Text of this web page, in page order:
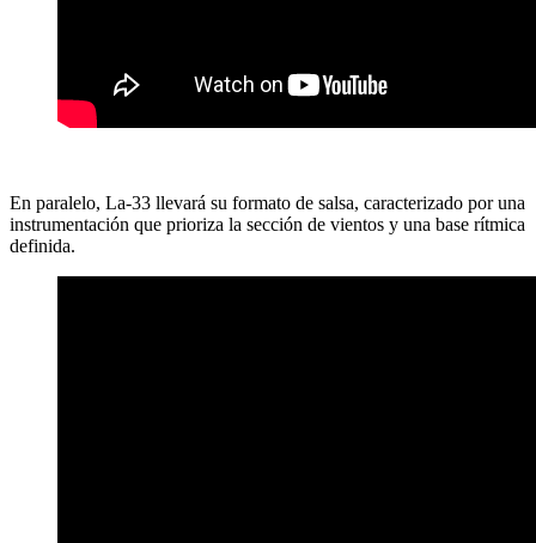
En paralelo, La-33 llevará su formato de salsa, caracterizado por una
instrumentación que prioriza la sección de vientos y una base rítmica
definida.